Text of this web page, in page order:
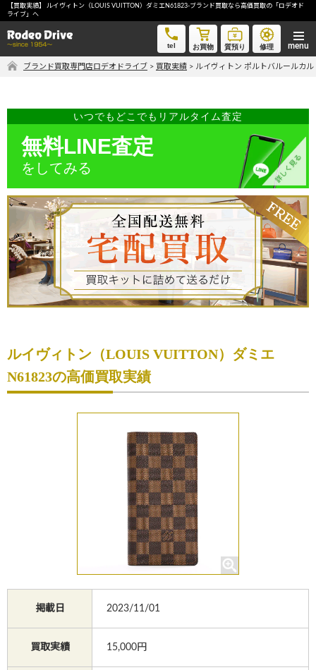
【買取実績】 ルイヴィトン（LOUIS VUITTON）ダミエN61823-ブランド買取なら高価買取の「ロデオド
ライブ」へ
tel お買物 質預り 修理
ルイヴィトン ポルトバルールカルトクレディ N61823-ブランド買取なら高価買取の「ロデオドライブ」
へ
無料LINE査定
ご自宅にいながら品物を売りたい方へ
宅配買取申込
手間なく安全に売りたい方へ
出張買取申込
買取サービスのご案内
買取ブランド
お買物
質預かり
修理
ブランド買取専門店ロデオドライブ > 買取実績 > ルイヴィトン ポルトバルールカ
いつでもどこでもリアルタイム査定
無料LINE査定
をしてみる
ルイヴィトン（LOUIS VUITTON）ダミエ
N61823の高価買取実績
掲載日 2023/11/01
買取実績 15,000円